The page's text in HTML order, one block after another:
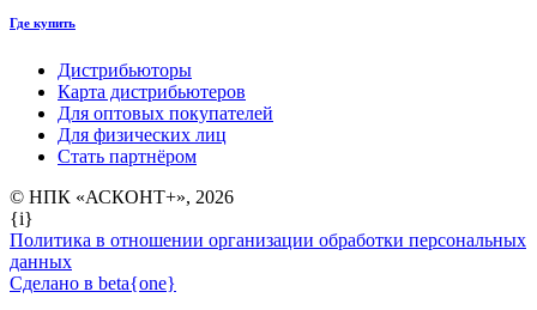
Где купить
Дистрибьюторы
Карта дистрибьютеров
Для оптовых покупателей
Для физических лиц
Стать партнёром
© НПК «АСКОНТ+», 2026
{i}
Политика в отношении организации обработки персональных
данных
Сделано в beta{one}